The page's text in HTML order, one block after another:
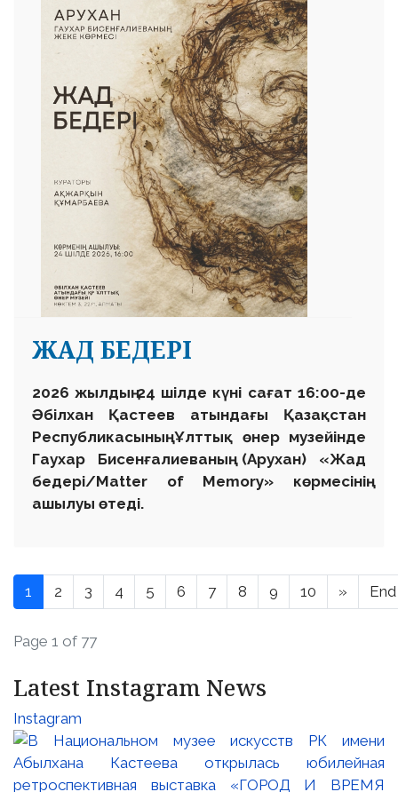
ЖАД БЕДЕРІ
2026 жылдың 24 шілде күні сағат 16:00-де
Әбілхан Қастеев атындағы Қазақстан
Республикасының Ұлттық өнер музейінде
Гаухар Бисенғалиеваның (Арухан) «Жад
бедері/Matter of Memory» көрмесінің
ашылуы өтеді.
1 2 3 4 5 6 7 8 9 10 » End
Page 1 of 77
Latest Instagram News
Instagram